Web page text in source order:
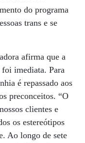
do programa
trans e se
afirma que a
imediata. Para
é repassado aos
preconceitos. “O
clientes e
os estereótipos
Ao longo de sete